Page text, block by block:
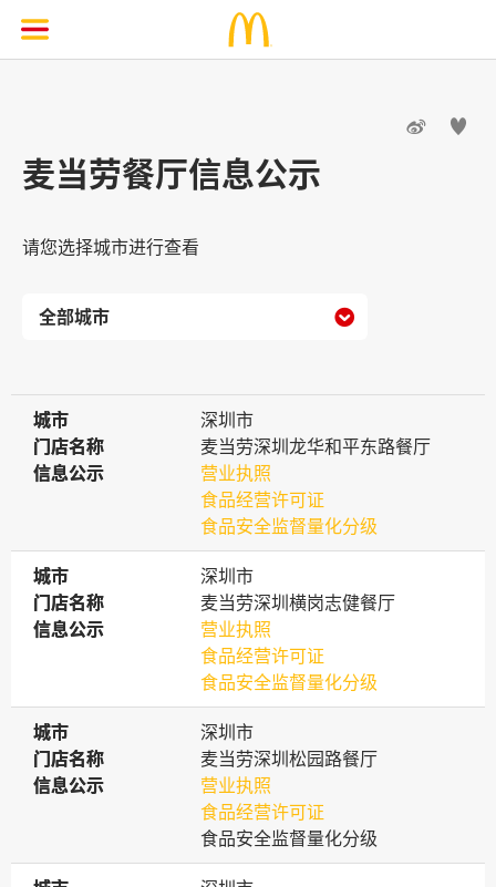
 
麦当劳餐厅信息公示
请您选择城市进行查看

城市
城市
深圳市
门店名称
门店名称
麦当劳深圳龙华和平东路餐厅
信息公示
信息公示
营业执照
食品经营许可证
食品安全监督量化分级
城市
城市
深圳市
门店名称
门店名称
麦当劳深圳横岗志健餐厅
信息公示
信息公示
营业执照
食品经营许可证
食品安全监督量化分级
城市
城市
深圳市
门店名称
门店名称
麦当劳深圳松园路餐厅
信息公示
信息公示
营业执照
食品经营许可证
食品安全监督量化分级